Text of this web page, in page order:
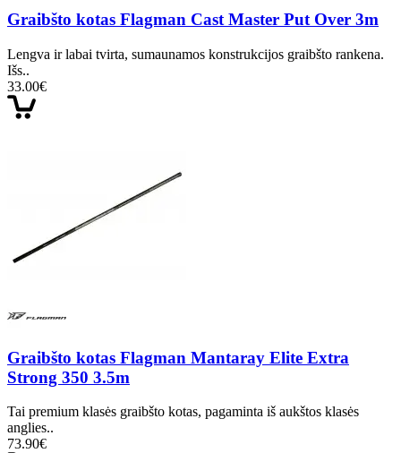
Graibšto kotas Flagman Cast Master Put Over 3m
Lengva ir labai tvirta, sumaunamos konstrukcijos graibšto rankena.
Išs..
33.00€
Graibšto kotas Flagman Mantaray Elite Extra
Strong 350 3.5m
Tai premium klasės graibšto kotas, pagaminta iš aukštos klasės
anglies..
73.90€